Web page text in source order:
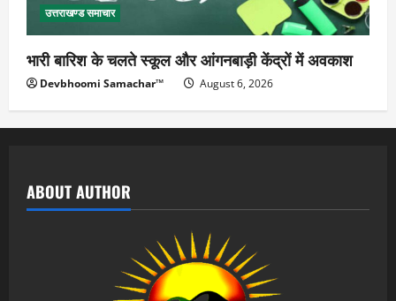
उत्तराखण्ड समाचार
भारी बारिश के चलते स्कूल और आंगनबाड़ी केंद्रों में अवकाश
Devbhoomi Samachar™ August 6, 2026
ABOUT AUTHOR